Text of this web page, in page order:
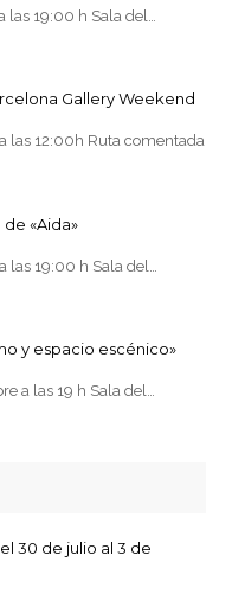
las 19:00 h Sala del…
Gallery Weekend
las 12:00h Ruta comentada
«Aida»
las 19:00 h Sala del…
y espacio escénico»
a las 19 h Sala del…
30 de julio al 3 de